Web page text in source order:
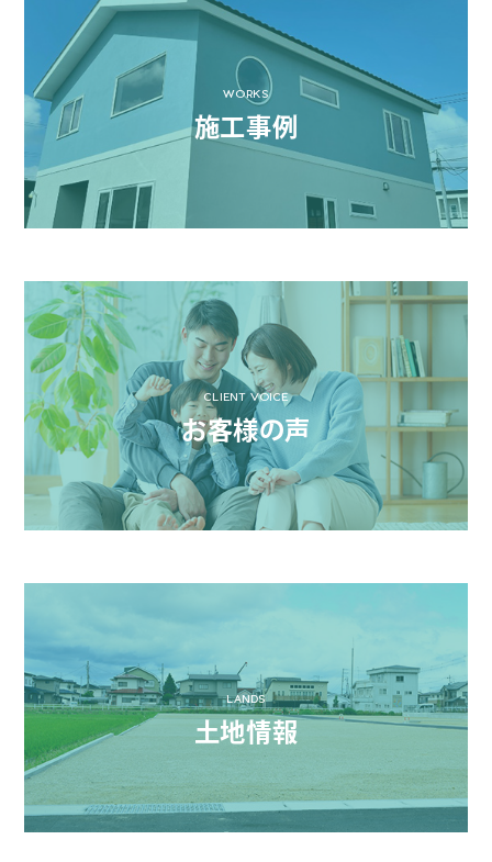
WORKS
施工事例
CLIENT VOICE
お客様の声
LANDS
土地情報